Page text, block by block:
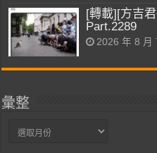
[轉載][方吉
Part.2289
2026 年 8 月
彙整
彙